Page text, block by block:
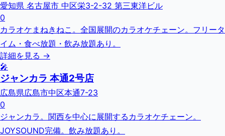
愛知県 名古屋市 中区栄3-2-32 第三東洋ビル
0
カラオケまねきねこ。全国展開のカラオケチェーン。フリータ
イム・食べ放題・飲み放題あり。
詳細を見る →
🎤
ジャンカラ 本通2号店
広島県広島市中区本通7-23
0
ジャンカラ。関西を中心に展開するカラオケチェーン。
JOYSOUND完備。飲み放題あり。